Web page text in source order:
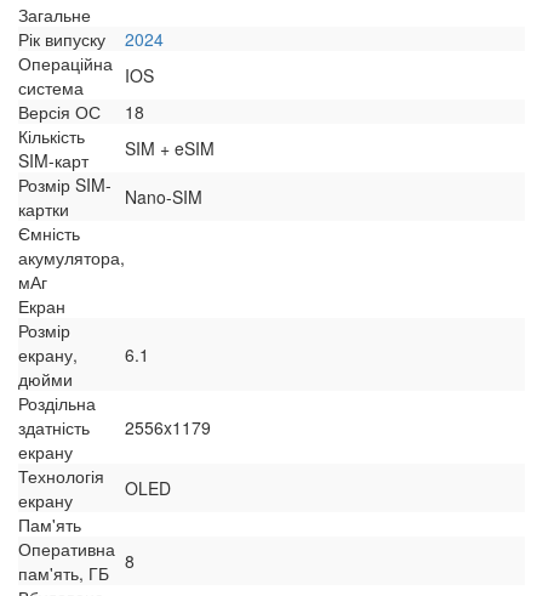
Загальне
Рік випуску
2024
Операційна
система
IOS
Версія ОС
18
Кількість
SIM-карт
SIM + eSIM
Розмір SIM-
картки
Nano-SIM
Ємність
акумулятора,
мАг
Екран
Розмір
екрану,
дюйми
6.1
Роздільна
здатність
екрану
2556x1179
Технологія
екрану
OLED
Пам'ять
Оперативна
пам'ять, ГБ
8